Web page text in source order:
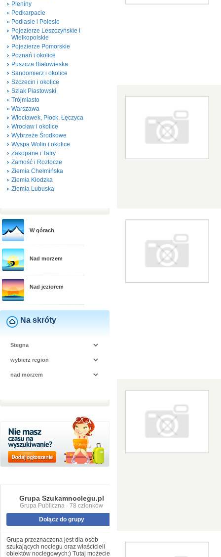
Pieniny
Podkarpacie
Podlasie i Polesie
Pojezierze Leszczyńskie i
Wielkopolskie
Pojezierze Pomorskie
Poznań i okolice
Puszcza Białowieska
Sandomierz i okolice
Szczecin i okolice
Szlak Piastowski
Trójmiasto
Warszawa
Włocławek, Płock, Łęczyca
Wrocław i okolice
Wybrzeże Środkowe
Wyspa Wolin i okolice
Zakopane i Tatry
Zamość i Roztocze
Ziemia Chełmińska
Ziemia Kłodzka
Ziemia Lubuska
W górach
Nad morzem
Nad jeziorem
Na skróty
Grupa Szukamnoclegu.pl
Grupa Publiczna · 78 członków
Dołącz do grupy
Grupa przeznaczona jest dla osób
szukających noclegu oraz właścicieli
obiektów noclegowych:) Tutaj możecie